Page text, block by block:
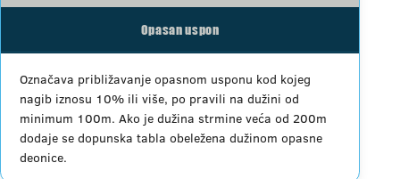
Opasan uspon
Označava približavanje opasnom usponu kod kojeg
nagib iznosu 10% ili više, po pravili na dužini od
minimum 100m. Ako je dužina strmine veća od 200m
dodaje se dopunska tabla obeležena dužinom opasne
deonice.